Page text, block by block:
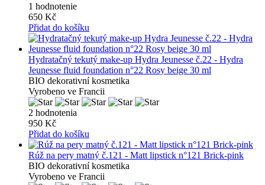
1 hodnotenie
650 Kč
Přidat do košíku
Hydratačný tekutý make-up Hydra Jeunesse č.22 - Hydra
Jeunesse fluid foundation n°22 Rosy beige 30 ml
BIO dekorativní kosmetika
Vyrobeno ve Francii
2 hodnotenia
950 Kč
Přidat do košíku
Rúž na pery matný č.121 - Matt lipstick n°121 Brick-pink
BIO dekorativní kosmetika
Vyrobeno ve Francii